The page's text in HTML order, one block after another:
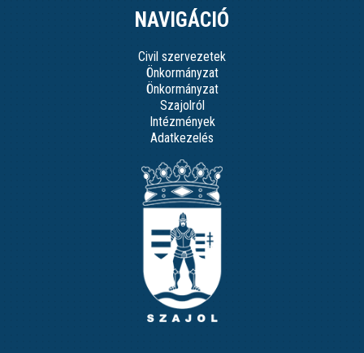
NAVIGÁCIÓ
Civil szervezetek
Önkormányzat
Önkormányzat
Szajolról
Intézmények
Adatkezelés